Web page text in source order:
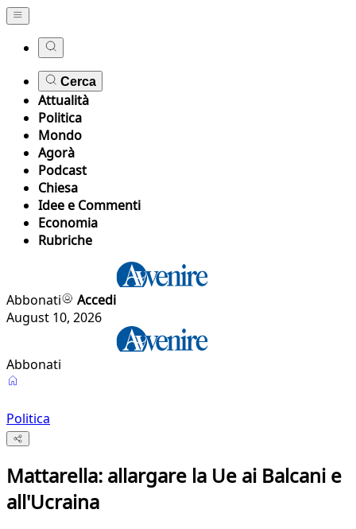
Cerca
Attualità
Politica
Mondo
Agorà
Podcast
Chiesa
Idee e Commenti
Economia
Rubriche
Abbonati
Accedi
August 10, 2026
Abbonati
Politica
Mattarella: allargare la Ue ai Balcani e
all'Ucraina